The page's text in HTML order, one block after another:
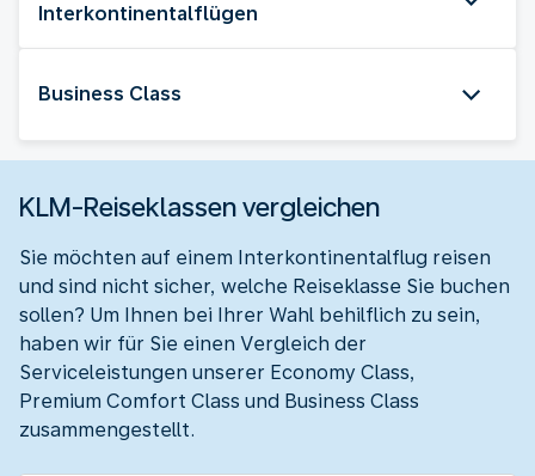
Interkontinentalflügen
Business Class
KLM-Reiseklassen vergleichen
Sie möchten auf einem Interkontinentalflug reisen
und sind nicht sicher, welche Reiseklasse Sie buchen
sollen? Um Ihnen bei Ihrer Wahl behilflich zu sein,
haben wir für Sie einen Vergleich der
Serviceleistungen unserer Economy Class,
Premium Comfort Class und Business Class
zusammengestellt.